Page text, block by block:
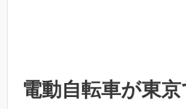
電動自転車が東